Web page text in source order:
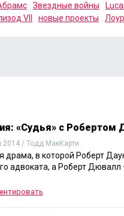
Звездные войны
VII новые проекты
«Судья» с Робертом
2014 / Тодд МакКарти
драма, в которой Роберт
адвоката, а Роберт